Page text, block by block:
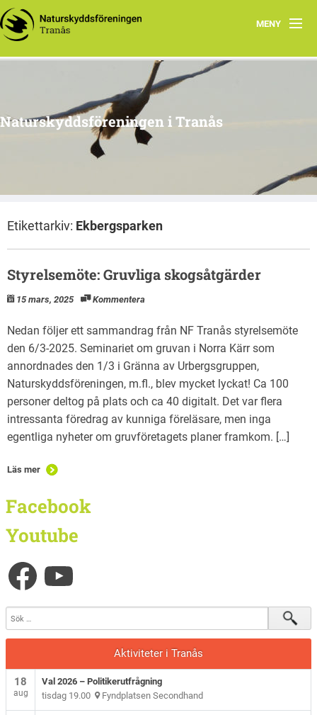
MENY
Hem
Naturskyddsföreningen i Tranås
Etikettarkiv: Ekbergsparken
Styrelsemöte: Gruvliga skogsåtgärder
15 mars, 2025 Kommentera
Nedan följer ett sammandrag från NF Tranås styrelsemöte
den 6/3-2025. Seminariet om gruvan i Norra Kärr som
annordnades den 1/3 i Gränna av Urbergsgruppen,
Naturskyddsföreningen, m.fl., blev mycket lyckat! Ca 100
personer deltog på plats och ca 40 digitalt. Det var flera
intressanta föredrag av kunniga föreläsare, men inga
egentliga nyheter om gruvföretagets planer framkom. […]
Läs mer
Facebook
Youtube
Aktiviteter i Tranås
18
aug
Val 2026 – Politikerutfrågning
tisdag 19.00 Fyndplatsen Secondhand